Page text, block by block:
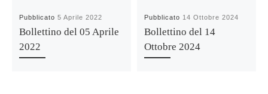
Pubblicato5 Aprile 2022
Bollettino del 05 Aprile
2022
Pubblicato 14 Ottobre 2024
Bollettino del 14
Ottobre 2024